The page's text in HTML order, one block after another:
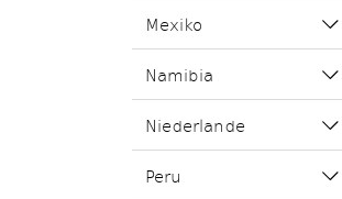
Mexiko
Namibia
Niederlande
Peru